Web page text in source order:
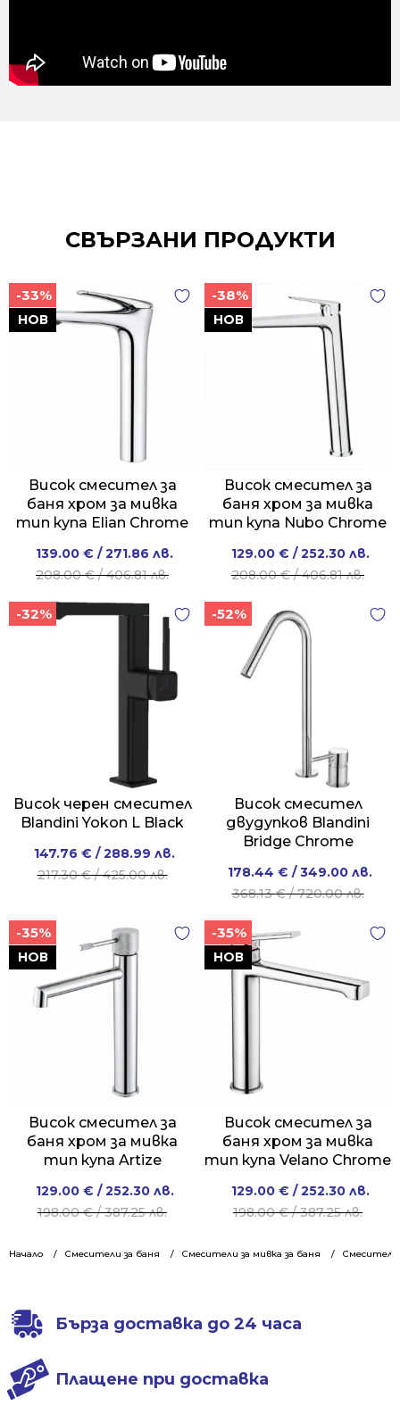
Начало Смесители за баня Смесители за мивка за баня Смесители
СВЪРЗАНИ ПРОДУКТИ
НОВ
-33%
Висок смесител за
баня хром за мивка
тип купа Elian Chrome
208.00€/ 406.81 лв.
Original
price
208.00 €
139.00 € / 271.86 лв.
Current
price
139.00 €
НОВ
-38%
Висок смесител за
баня хром за мивка
тип купа Nubo Chrome
208.00€/ 406.81 лв.
Original
price
208.00 €
/
129.00 € / 252.30 лв.
Current
price
129.00 €
/
-32%
Висок черен смесител
Blandini Yokon L Black
217.30€/ 425.00 лв.
Original
price
/
425.00 лв..
147.76 € / 288.99 лв.
Current
price
/
288.99 лв..
-52%
Висок смесител
двудупков Blandini
Bridge Chrome
368.13€/ 720.00 лв.
Original
price
368.13 €
720.00 лв..
178.44 € / 349.00 лв.
Current
price
178.44 €
349.00 лв..
НОВ
-35%
Висок смесител за
баня хром за мивка
тип купа Artize
198.00€/ 387.25 лв.
Original
price
198.00 €
129.00 € / 252.30 лв.
Current
price
129.00 €
НОВ
-35%
Висок смесител за
баня хром за мивка
тип купа Velano Chrome
198.00€/ 387.25 лв.
Original
price
198.00 €
129.00 € / 252.30 лв.
Current
price
129.00 €
Бърза доставка до 24 часа
Плащене при доставка